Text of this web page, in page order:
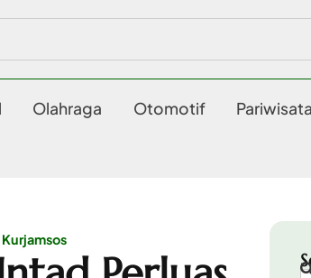
Olahraga Otomotif Pariwisata